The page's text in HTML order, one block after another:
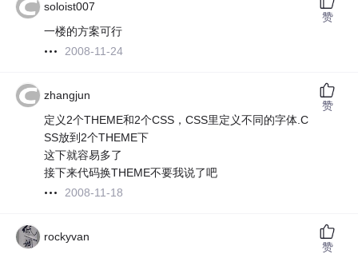
soloist007
一楼的方案可行
2008-11-24
赞
zhangjun
定义2个THEME和2个CSS，CSS里定义不同的字体.C
SS放到2个THEME下
这下就容易多了
接下来代码换THEME不要我说了吧
2008-11-18
赞
rockyvan
赞